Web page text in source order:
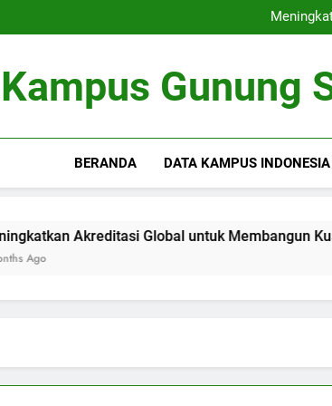
Kampus Gunung
BERANDA DATA KAMPUS INDONESIA
Global untuk Membangun Kualitas Kajian